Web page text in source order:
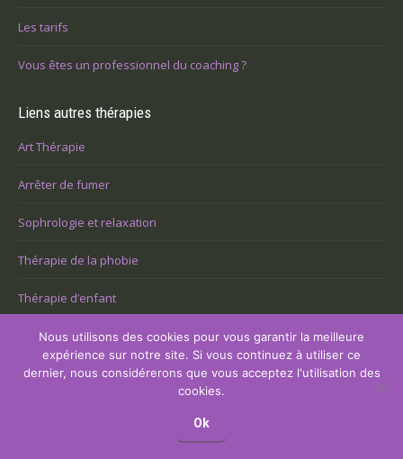
Les tarifs
Vous êtes un professionnel du coaching ?
Liens autres thérapies
Art Thérapie
Arrêter de fumer
Sophrologie et relaxation
Thérapie de la phobie
Thérapie d’enfant
Thérapie de couple
Thérapie de la dépression
Nous utilisons des cookies pour vous garantir la meilleure
expérience sur notre site. Si vous continuez à utiliser ce
dernier, nous considérerons que vous acceptez l'utilisation des
cookies.
Ok